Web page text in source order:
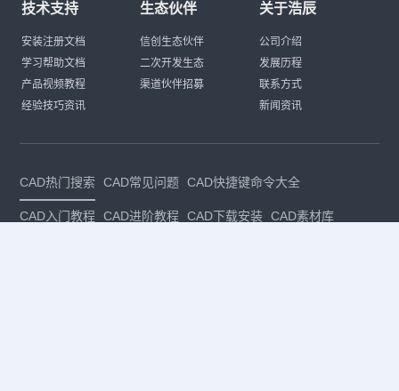
技术支持
安装注册文档
学习帮助文档
产品视频教程
经验技巧资讯
生态伙伴
信创生态伙伴
二次开发生态
渠道伙伴招募
关于浩辰
公司介绍
发展历程
联系方式
新闻资讯
CAD热门搜索 CAD常见问题 CAD快捷键命令大全
CAD入门教程 CAD进阶教程 CAD下载安装 CAD素材库